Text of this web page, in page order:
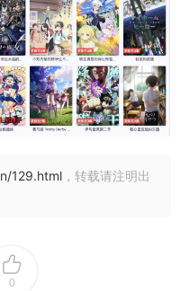
129.html ，转载请注明出
0